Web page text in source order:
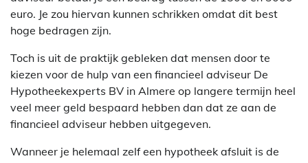
euro. Je zou hiervan kunnen schrikken omdat dit best
hoge bedragen zijn.
Toch is uit de praktijk gebleken dat mensen door te
kiezen voor de hulp van een financieel adviseur De
Hypotheekexperts BV in Almere op langere termijn heel
veel meer geld bespaard hebben dan dat ze aan de
financieel adviseur hebben uitgegeven.
Wanneer je helemaal zelf een hypotheek afsluit is de